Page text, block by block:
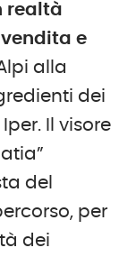
realtà
e
alla
dei
Il visore
del
per
dei